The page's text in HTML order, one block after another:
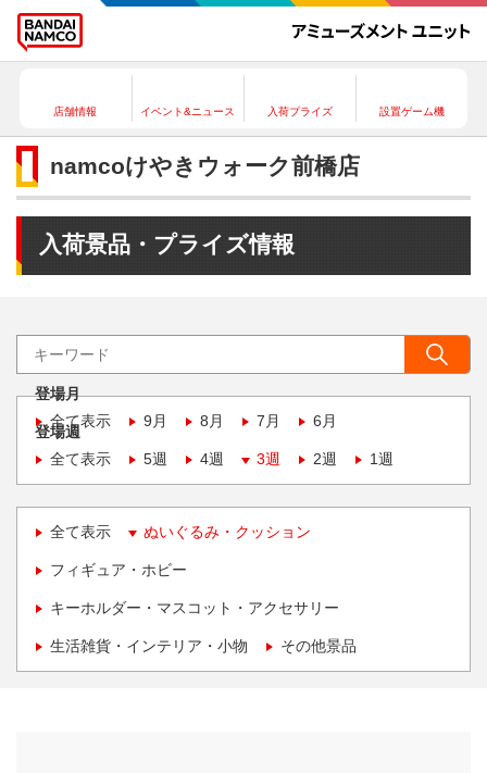
店舗情報 イベント&ニュース 入荷プライズ 設置ゲーム機
namcoけやきウォーク前橋店
入荷景品・プライズ情報
登場月
全て表示
9月 8月 7月 6月
登場週
全て表示
5週 4週 3週 2週 1週
全て表示 ぬいぐるみ・クッション
フィギュア・ホビー
キーホルダー・マスコット・アクセサリー
生活雑貨・インテリア・小物 その他景品